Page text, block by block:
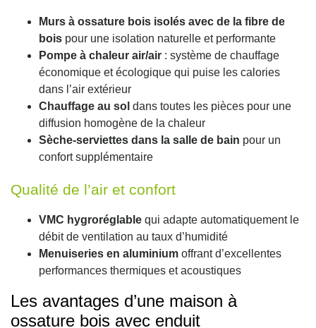
Murs à ossature bois isolés avec de la fibre de
bois pour une isolation naturelle et performante
Pompe à chaleur air/air : système de chauffage
économique et écologique qui puise les calories
dans l’air extérieur
Chauffage au sol dans toutes les pièces pour une
diffusion homogène de la chaleur
Sèche-serviettes dans la salle de bain pour un
confort supplémentaire
Qualité de l’air et confort
VMC hygroréglable qui adapte automatiquement le
débit de ventilation au taux d’humidité
Menuiseries en aluminium offrant d’excellentes
performances thermiques et acoustiques
Les avantages d’une maison à
ossature bois avec enduit